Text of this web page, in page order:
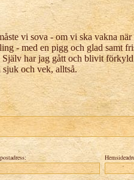
vi sova - om vi ska vakna när
- med en pigg och glad samt
Själv har jag gått och blivit
sjuk och vek, alltså.